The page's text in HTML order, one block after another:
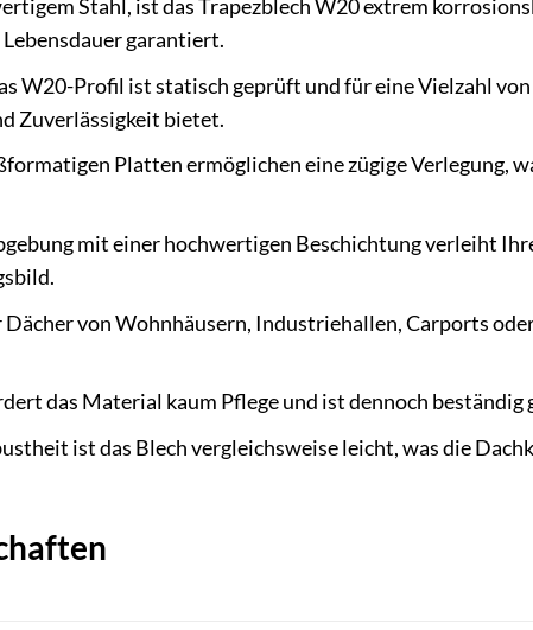
Stahl, ist das Trapezblech W20 extrem
garantiert.
W20-Profil ist statisch geprüft und für eine Vielzahl
Zuverlässigkeit bietet.
Platten ermöglichen eine zügige Verlegung,
mit einer hochwertigen Beschichtung verleiht
Dächer von Wohnhäusern, Industriehallen, Carports
das Material kaum Pflege und ist dennoch beständig
ist das Blech vergleichsweise leicht, was die